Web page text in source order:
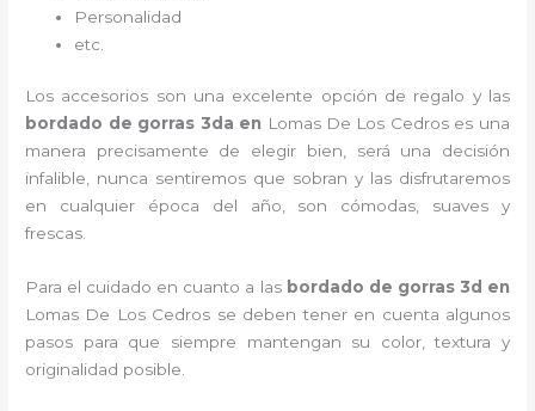
Personalidad
etc.
Los accesorios son una excelente opción de regalo y las
bordado de gorras 3d a en Lomas De Los Cedros es una
manera precisamente de elegir bien, será una decisión
infalible, nunca sentiremos que sobran y las disfrutaremos
en cualquier época del año, son cómodas, suaves y
frescas.
Para el cuidado en cuanto a las bordado de gorras 3d en
Lomas De Los Cedros se deben tener en cuenta algunos
pasos para que siempre mantengan su color, textura y
originalidad posible.